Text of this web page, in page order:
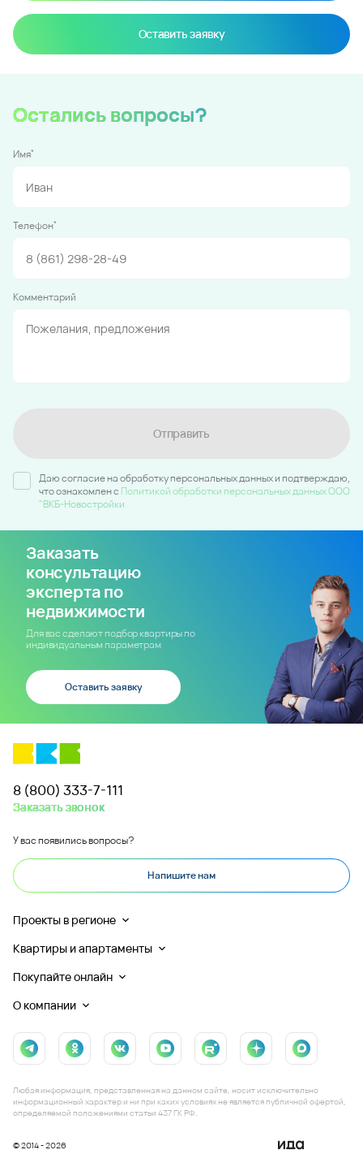
Оставить заявку
Остались вопросы?
Имя*
Телефон*
Комментарий
Отправить
Даю согласие на обработку персональных данных и подтверждаю,
что ознакомлен c Политикой обработки персональных данных ООО
"ВКБ-Новостройки
Мы используем файлы cookie
Для изучения пользовательского опыта на сайте и его
последующего улучшения, мы используем файлы cookie.
использование.
Заказать
консультацию
эксперта по
недвижимости
Для вас сделают подбор квартиры по
индивидуальным параметрам
Оставить заявку
8 (800) 333-7-111
Заказать звонок
У вас появились вопросы?
Напишите нам
Проекты в регионе
Квартиры и апартаменты
Покупайте онлайн
О компании
© 2014 - 2026
Любая информация, представленная на данном сайте, носит исключительно
информационный характер и ни при каких условиях не является публичной офертой,
определяемой положениями статьи 437 ГК РФ.